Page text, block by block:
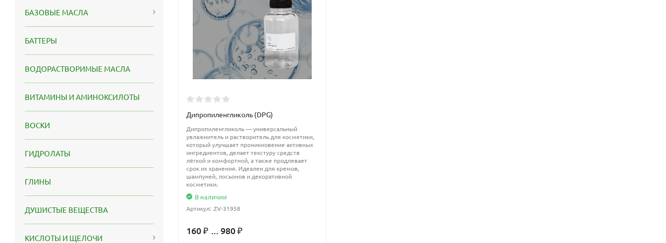
БАЗОВЫЕ МАСЛА
БАТТЕРЫ
ВОДОРАСТВОРИМЫЕ МАСЛА
ВИТАМИНЫ И АМИНОКСИЛОТЫ
ВОСКИ
ГИДРОЛАТЫ
ГЛИНЫ
ДУШИСТЫЕ ВЕЩЕСТВА
КИСЛОТЫ И ЩЕЛОЧИ
Дипропиленгликоль (DPG)
Дипропиленгликоль — универсальный
увлажнитель и растворитель для косметики,
который улучшает проникновение активных
ингредиентов, делает текстуру средств
лёгкой и комфортной, а также продлевает
срок их хранения. Идеален для кремов,
шампуней, лосьонов и декоративной
косметики.
В наличии
Артикул: ZV-31958
160 ₽ ... 980 ₽